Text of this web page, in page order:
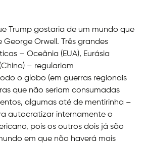
Trump gostaria de um mundo que
George Orwell. Três grandes
– Oceânia (EUA), Eurásia
– regulariam
o globo (em guerras regionais
que não seriam consumadas
algumas até de mentirinha –
autocratizar internamente o
pois os outros dois já são
em que não haverá mais